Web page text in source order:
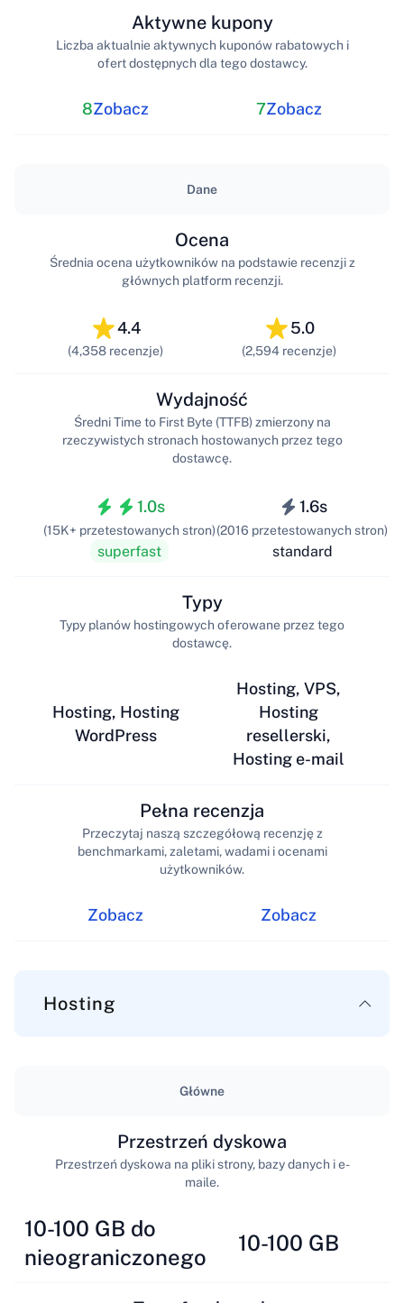
8Zobacz
Aktywne kupony
Liczba aktualnie aktywnych kuponów rabatowych i
ofert dostępnych dla tego dostawcy.
7Zobacz
Dane
4.4
(4,358 recenzje)
Ocena
Średnia ocena użytkowników na podstawie recenzji z
głównych platform recenzji.
5.0
(2,594 recenzje)
1.0s
(15K+ przetestowanych stron)
superfast
Wydajność
Średni Time to First Byte (TTFB) zmierzony na
rzeczywistych stronach hostowanych przez tego
dostawcę.
1.6s
(2016 przetestowanych stron)
standard
Hosting, Hosting
WordPress
Typy
Typy planów hostingowych oferowane przez tego
dostawcę.
Hosting, VPS,
Hosting
resellerski,
Hosting e-mail
Zobacz
Pełna recenzja
Przeczytaj naszą szczegółową recenzję z
benchmarkami, zaletami, wadami i ocenami
użytkowników.
Zobacz
Hosting
Główne
10-100 GB do
nieograniczonego
Przestrzeń dyskowa
Przestrzeń dyskowa na pliki strony, bazy danych i e-
maile.
10-100 GB